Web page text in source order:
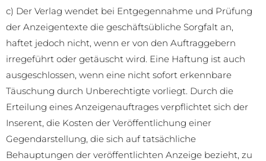
c) Der Verlag wendet bei Entgegennahme und Prüfung
der Anzeigentexte die geschäftsübliche Sorgfalt an,
haftet jedoch nicht, wenn er von den Auftraggebern
irregeführt oder getäuscht wird. Eine Haftung ist auch
ausgeschlossen, wenn eine nicht sofort erkennbare
Täuschung durch Unberechtigte vorliegt. Durch die
Erteilung eines Anzeigenauftrages verpflichtet sich der
Inserent, die Kosten der Veröffentlichung einer
Gegendarstellung, die sich auf tatsächliche
Behauptungen der veröffentlichten Anzeige bezieht, zu